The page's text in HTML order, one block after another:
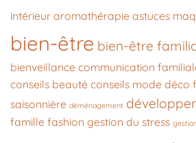
intérieur aromathérapie astuces
bien-être bien-être
bienveillance communication
conseils beauté conseils mode déco
saisonnière déménagement
famille fashion gestion du stress